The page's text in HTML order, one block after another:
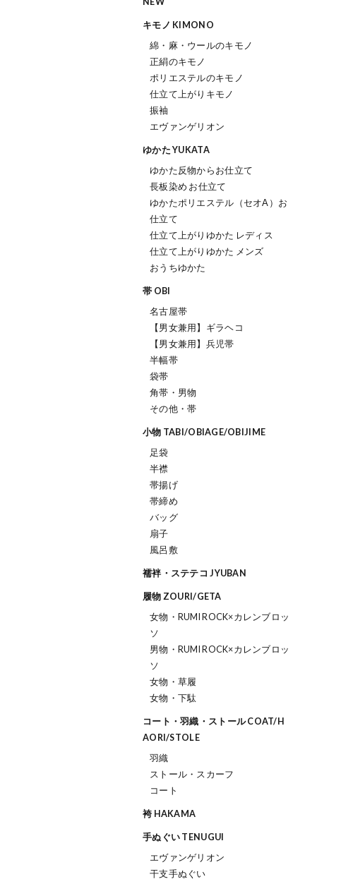
キモノ KIMONO
綿・麻・ウールのキモノ
正絹のキモノ
ポリエステルのキモノ
仕立て上がりキモノ
振袖
エヴァンゲリオン
ゆかた YUKATA
ゆかた反物からお仕立て
長板染め お仕立て
ゆかたポリエステル（セオΑ）お
仕立て
仕立て上がりゆかた レディス
仕立て上がりゆかた メンズ
おうちゆかた
帯 OBI
名古屋帯
【男女兼用】ギラヘコ
【男女兼用】兵児帯
半幅帯
袋帯
角帯・男物
その他・帯
小物 TABI/OBIAGE/OBIJIME
足袋
半襟
帯揚げ
帯締め
バッグ
扇子
風呂敷
襦袢・ステテコ JYUBAN
履物 ZOURI/GETA
女物・RUMI ROCK×カレンブロッ
ソ
男物・RUMI ROCK×カレンブロッ
ソ
女物・草履
女物・下駄
コート・羽織・ストール COAT/H
AORI/STOLE
羽織
ストール・スカーフ
コート
袴 HAKAMA
手ぬぐい TENUGUI
エヴァンゲリオン
干支手ぬぐい